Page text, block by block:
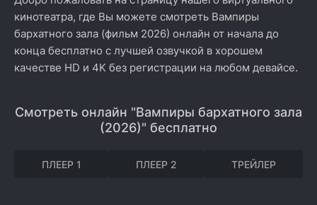
кинотеатра, где Вы можете смотреть Вампиры
бархатного зала (фильм 2026) онлайн от начала до
конца бесплатно с лучшей озвучкой в хорошем
качестве HD и 4K без регистрации на любом девайсе.
Смотреть онлайн "Вампиры бархатного зала
(2026)" бесплатно
ПЛЕЕР 1 ПЛЕЕР 2 ТРЕЙЛЕР